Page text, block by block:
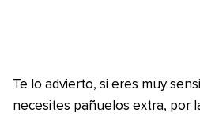
Te lo advierto, si eres muy
necesites pañuelos extra, por